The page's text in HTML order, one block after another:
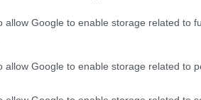
allow Google to enable storage related to
allow Google to enable storage related to
αστείες οι
βουλευτών της ΝΔ και τη
αύριο, Τετάρτη (22/4)